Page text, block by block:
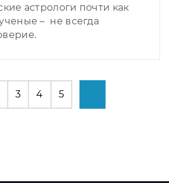
астрологи почти как
– не всегда
3 4 5